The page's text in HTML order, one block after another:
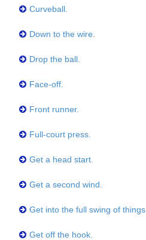
Curveball.
Down to the wire.
Drop the ball.
Face-off.
Front runner.
Full-court press.
Get a head start.
Get a second wind.
Get into the full swing of things.
Get off the hook.